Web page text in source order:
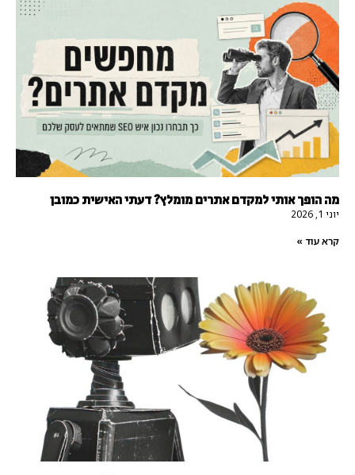
מה הופך אותי למקדם אתרים מומלץ? דעתי האישית כמובן
יוני 1, 2026
קרא עוד »